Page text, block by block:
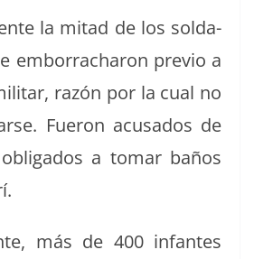
la mitad de los sol­da­
embor­racharon pre­vio a
razón por la cual no
Fueron acu­sa­dos de
a tomar baños
más de 400 infantes